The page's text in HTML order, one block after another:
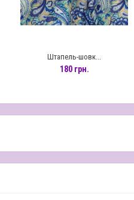
Штапель-шовк...
180 грн.